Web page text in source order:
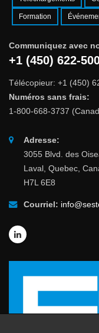
Formation
Communiquez avec
+1 (450) 622-
Télécopieur: +1 (450)
Numéros sans frais:
1-800-668-3737
Adresse:
3055 Blvd. des
Laval, Quebec,
H7L 6E8
Courriel: